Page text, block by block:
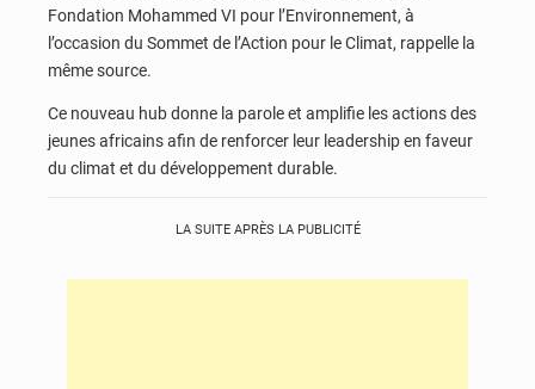
Fondation Mohammed VI pour l’Environnement, à
l’occasion du Sommet de l’Action pour le Climat, rappelle la
même source.
Ce nouveau hub donne la parole et amplifie les actions des
jeunes africains afin de renforcer leur leadership en faveur
du climat et du développement durable.
LA SUITE APRÈS LA PUBLICITÉ